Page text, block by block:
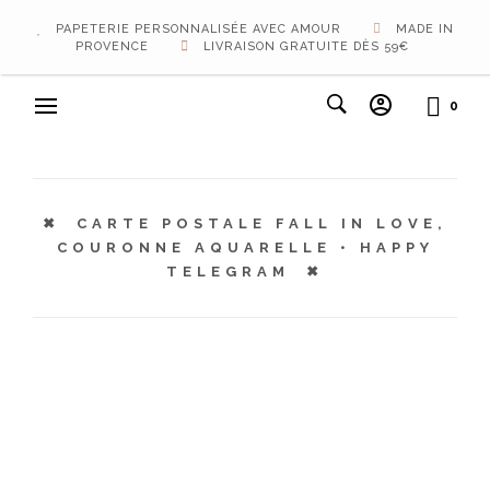
PAPETERIE PERSONNALISÉE AVEC AMOUR
MADE IN
PROVENCE
LIVRAISON GRATUITE DÈS 59€
0
CARTE POSTALE FALL IN LOVE,
COURONNE AQUARELLE • HAPPY
TELEGRAM